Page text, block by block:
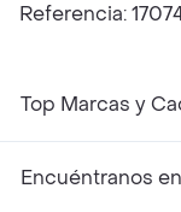
Referencia:
Top Marcas y
Encuéntranos